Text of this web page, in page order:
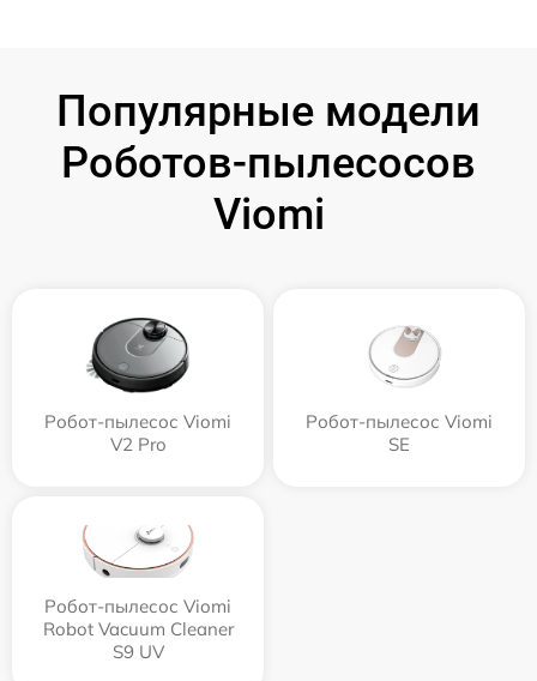
Популярные модели
Роботов-пылесосов
Viomi
Робот-пылесос Viomi
V2 Pro
Робот-пылесос Viomi
SE
Робот-пылесос Viomi
Robot Vacuum Cleaner
S9 UV